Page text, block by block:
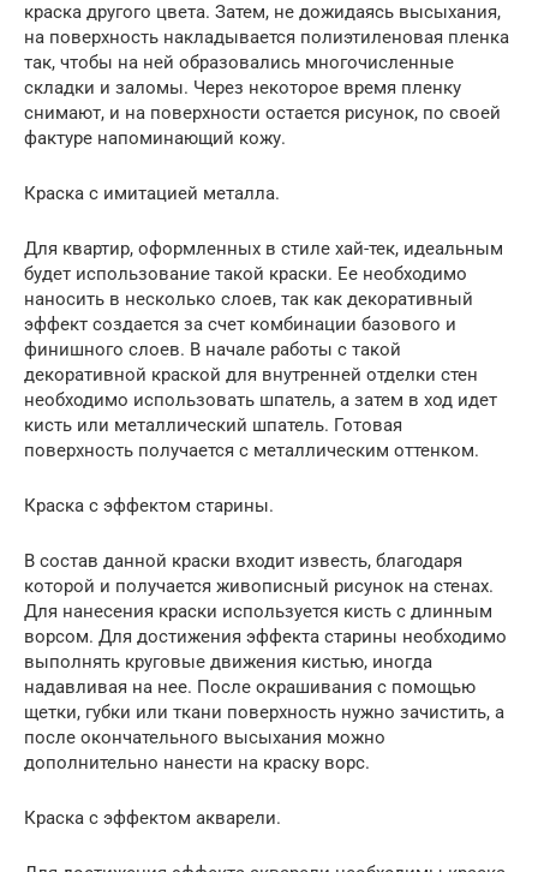
краска другого цвета. Затем, не дожидаясь высыхания,
на поверхность накладывается полиэтиленовая пленка
так, чтобы на ней образовались многочисленные
складки и заломы. Через некоторое время пленку
снимают, и на поверхности остается рисунок, по своей
фактуре напоминающий кожу.
Краска с имитацией металла.
Для квартир, оформленных в стиле хай-тек, идеальным
будет использование такой краски. Ее необходимо
наносить в несколько слоев, так как декоративный
эффект создается за счет комбинации базового и
финишного слоев. В начале работы с такой
декоративной краской для внутренней отделки стен
необходимо использовать шпатель, а затем в ход идет
кисть или металлический шпатель. Готовая
поверхность получается с металлическим оттенком.
Краска с эффектом старины.
В состав данной краски входит известь, благодаря
которой и получается живописный рисунок на стенах.
Для нанесения краски используется кисть с длинным
ворсом. Для достижения эффекта старины необходимо
выполнять круговые движения кистью, иногда
надавливая на нее. После окрашивания с помощью
щетки, губки или ткани поверхность нужно зачистить, а
после окончательного высыхания можно
дополнительно нанести на краску ворс.
Краска с эффектом акварели.